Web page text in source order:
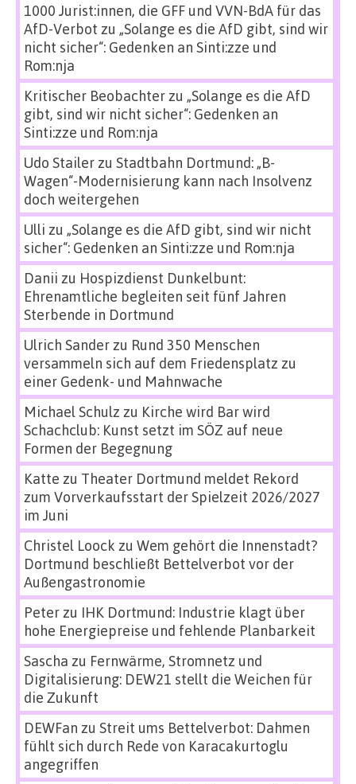
1000 Jurist:innen, die GFF und VVN-BdA für das
AfD-Verbot zu „Solange es die AfD gibt, sind wir
nicht sicher“: Gedenken an Sinti:zze und
Rom:nja
Kritischer Beobachterzu „Solange es die AfD
gibt, sind wir nicht sicher“: Gedenken an
Sinti:zze und Rom:nja
Udo Stailerzu Stadtbahn Dortmund: „B-
Wagen“-Modernisierung kann nach Insolvenz
doch weitergehen
Ulli zu „Solange es die AfD gibt, sind wir nicht
sicher“: Gedenken an Sinti:zze und Rom:nja
Danii zu Hospizdienst Dunkelbunt:
Ehrenamtliche begleiten seit fünf Jahren
Sterbende in Dortmund
Ulrich Sanderzu Rund 350 Menschen
versammeln sich auf dem Friedensplatz zu
einer Gedenk- und Mahnwache
Michael Schulz zu Kirche wird Bar wird
Schachclub: Kunst setzt im SÖZ auf neue
Formen der Begegnung
Katte zu Theater Dortmund meldet Rekord
zum Vorverkaufsstart der Spielzeit 2026/2027
im Juni
Christel Loock zu Wem gehört die Innenstadt?
Dortmund beschließt Bettelverbot vor der
Außengastronomie
Peterzu IHK Dortmund: Industrie klagt über
hohe Energiepreise und fehlende Planbarkeit
Sascha zu Fernwärme, Stromnetz und
Digitalisierung: DEW21 stellt die Weichen für
die Zukunft
DEWFan zu Streit ums Bettelverbot: Dahmen
fühlt sich durch Rede von Karacakurtoglu
angegriffen